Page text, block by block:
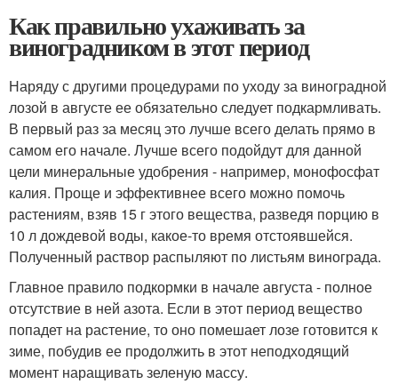
Как правильно ухаживать за
виноградником в этот период
Наряду с другими процедурами по уходу за виноградной
лозой в августе ее обязательно следует подкармливать.
В первый раз за месяц это лучше всего делать прямо в
самом его начале. Лучше всего подойдут для данной
цели минеральные удобрения - например, монофосфат
калия. Проще и эффективнее всего можно помочь
растениям, взяв 15 г этого вещества, разведя порцию в
10 л дождевой воды, какое-то время отстоявшейся.
Полученный раствор распыляют по листьям винограда.
Главное правило подкормки в начале августа - полное
отсутствие в ней азота. Если в этот период вещество
попадет на растение, то оно помешает лозе готовится к
зиме, побудив ее продолжить в этот неподходящий
момент наращивать зеленую массу.